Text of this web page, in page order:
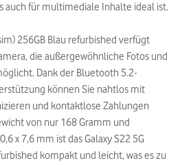
auch für multimediale Inhalte ideal ist.
256GB Blau refurbished verfügt
die außergewöhnliche Fotos und
Dank der Bluetooth 5.2-
können Sie nahtlos mit
und kontaktlose Zahlungen
von nur 168 Gramm und
x 7,6 mm ist das Galaxy S22 5G
kompakt und leicht, was es zu